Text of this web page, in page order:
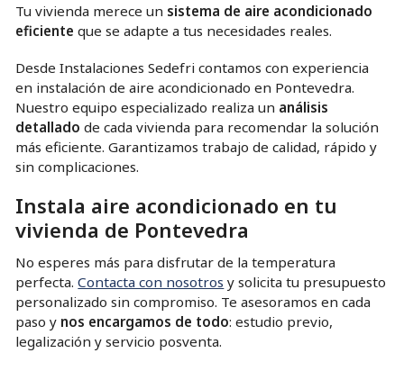
Tu vivienda merece un sistema de aire acondicionado
eficiente que se adapte a tus necesidades reales.
Desde Instalaciones Sedefri contamos con experiencia
en instalación de aire acondicionado en Pontevedra.
Nuestro equipo especializado realiza un análisis
detallado de cada vivienda para recomendar la solución
más eficiente. Garantizamos trabajo de calidad, rápido y
sin complicaciones.
Instala aire acondicionado en tu
vivienda de Pontevedra
No esperes más para disfrutar de la temperatura
perfecta.Contacta con nosotros y solicita tu presupuesto
personalizado sin compromiso. Te asesoramos en cada
paso y nos encargamos de todo: estudio previo,
legalización y servicio posventa.